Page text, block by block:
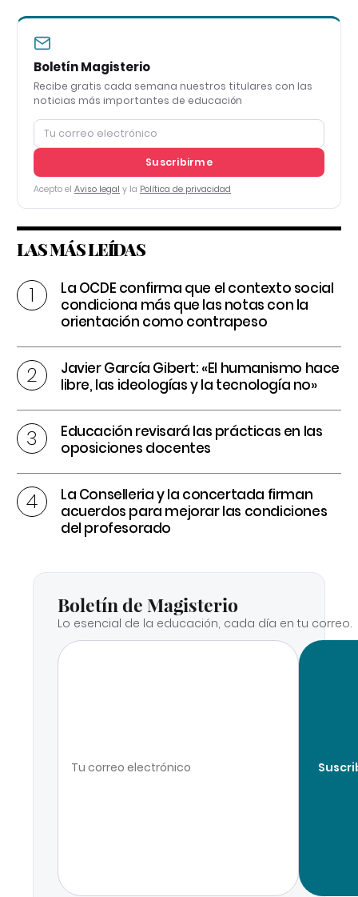
Boletín Magisterio
Recibe gratis cada semana nuestros titulares con las
noticias más importantes de educación
Suscribirme
Acepto el Aviso legal y la Política de privacidad
LAS MÁS LEÍDAS
La OCDE confirma que el contexto social
condiciona más que las notas con la
orientación como contrapeso
Javier García Gibert: «El humanismo hace
libre, las ideologías y la tecnología no»
Educación revisará las prácticas en las
oposiciones docentes
La Conselleria y la concertada firman
acuerdos para mejorar las condiciones
del profesorado
Boletín de Magisterio
Lo esencial de la educación, cada día en tu correo.